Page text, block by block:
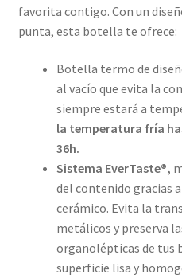
favorita contigo. Con un
punta, esta botella te ofrece:
Botella termo de
al vacío que evita la
siempre estará a
la temperatura fría
36h.
Sistema EverTaste®,
del contenido gracias
cerámico. Evita la
metálicos y preserva
organolépticas de tus
superficie lisa y